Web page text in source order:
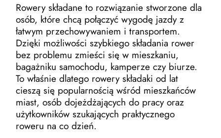
Rowery składane to rozwiązanie stworzone dla
osób, które chcą połączyć wygodę jazdy z
łatwym przechowywaniem i transportem.
Dzięki możliwości szybkiego składania rower
bez problemu zmieści się w mieszkaniu,
bagażniku samochodu, kamperze czy biurze.
To właśnie dlatego rowery składaki od lat
cieszą się popularnością wśród mieszkańców
miast, osób dojeżdżających do pracy oraz
użytkowników szukających praktycznego
roweru na co dzień.